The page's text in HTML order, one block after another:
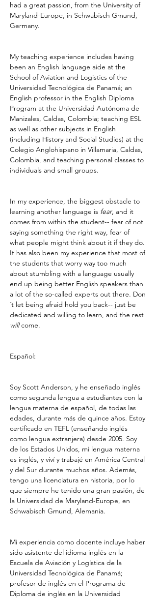
had a great passion, from the University of
Maryland-Europe, in Schwabisch Gmund,
Germany.
My teaching experience includes having
been an English language aide at the
School of Aviation and Logistics of the
Universidad Tecnológica de Panamá; an
English professor in the English Diploma
Program at the Universidad Autónoma de
Manizales, Caldas, Colombia; teaching ESL
as well as other subjects in English
(including History and Social Studies) at the
Colegio Anglohispano in Villamaria, Caldas,
Colombia, and teaching personal classes to
individuals and small groups.
In my experience, the biggest obstacle to
learning another language is fear, and it
comes from within the student-- fear of not
saying something the right way, fear of
what people might think about it if they do.
It has also been my experience that most of
the students that worry way too much
about stumbling with a language usually
end up being better English speakers than
a lot of the so-called experts out there. Don
´t let being afraid hold you back-- just be
dedicated and willing to learn, and the rest
will come.
Español:
Soy Scott Anderson, y he enseñado inglés
como segunda lengua a estudiantes con la
lengua materna de español, de todas las
edades, durante más de quince años. Estoy
certificado en TEFL (enseñando inglés
como lengua extranjera) desde 2005. Soy
de los Estados Unidos, mi lengua materna
es inglés, y viví y trabajé en América Central
y del Sur durante muchos años. Además,
tengo una licenciatura en historia, por lo
que siempre he tenido una gran pasión, de
la Universidad de Maryland-Europe, en
Schwabisch Gmund, Alemania.
Mi experiencia como docente incluye haber
sido asistente del idioma inglés en la
Escuela de Aviación y Logística de la
Universidad Tecnológica de Panamá;
profesor de inglés en el Programa de
Diploma de inglés en la Universidad